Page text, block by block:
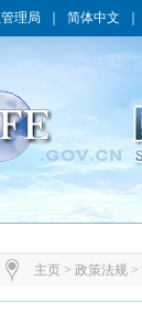
理局 简体中文
主页> 政策法规>